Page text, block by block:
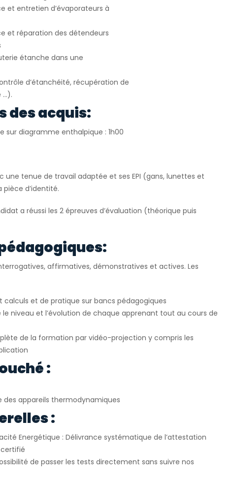
et entretien d’évaporateurs à
et réparation des détendeurs
étanche dans une
d’étanchéité, récupération de
…).
des acquis:
sur diagramme enthalpique : 1h00
une tenue de travail adaptée et ses EPI (gans, lunettes et
d’identité.
a réussi les 2 épreuves d’évaluation (théorique puis
affirmatives, démonstratives et actives. Les
et de pratique sur bancs pédagogiques
le niveau et l’évolution de chaque apprenant tout au cours de
de la formation par vidéo-projection y compris les
:
appareils thermodynamiques
:
Energétique : Délivrance systématique de l’attestation
de passer les tests directement sans suivre nos